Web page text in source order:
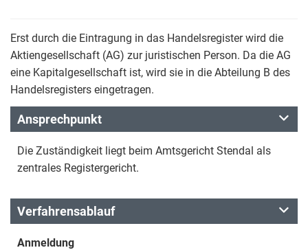
Erst durch die Eintragung in das Handelsregister wird die
Aktiengesellschaft (AG) zur juristischen Person. Da die AG
eine Kapitalgesellschaft ist, wird sie in die Abteilung B des
Handelsregisters eingetragen.
Ansprechpunkt
Die Zuständigkeit liegt beim Amtsgericht Stendal als
zentrales Registergericht.
Verfahrensablauf
Anmeldung